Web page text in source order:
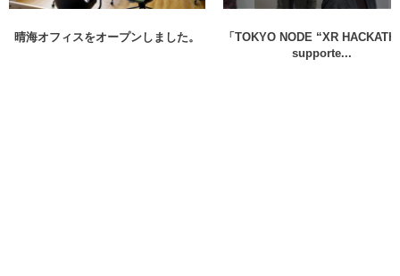
晴海オフィスをオープンしました。
「TOKYO NODE “XR
supporte...